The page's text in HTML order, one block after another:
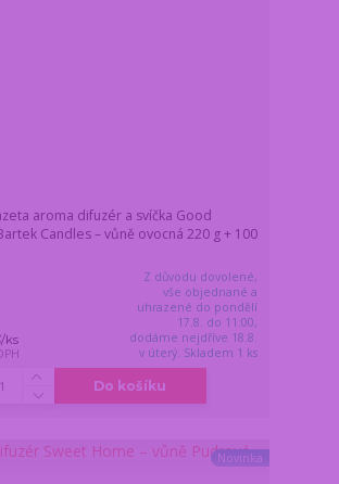
aroma difuzér a svíčka Good
Candles – vůně ovocná 220 g + 100
/ks
Z důvodu dovolené,
vše objednané a
uhrazené do pondělí
17.8. do 11:00,
dodáme nejdříve 18.8.
v úterý. Skladem 1 ks
Do košíku
Novinka